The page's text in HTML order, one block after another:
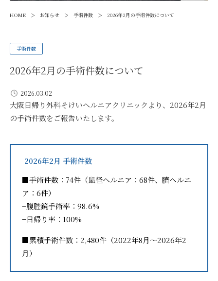
HOME > お知らせ > 手術件数 > 2026年2月の手術件数について
手術件数
2026年2月の手術件数について
2026.03.02
大阪日帰り外科そけいヘルニアクリニックより、2026年2月
の手術件数をご報告いたします。
2026年2月 手術件数
■手術件数：74件（鼠径ヘルニア：68件、臍ヘルニ
ア：6件）
−腹腔鏡手術率：98.6%
−日帰り率：100%
■累積手術件数：2,480件（2022年8月〜2026年2
月）